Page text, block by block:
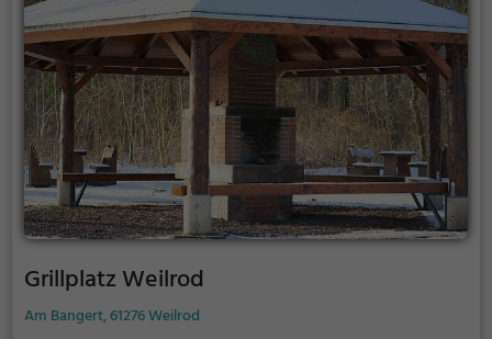
Grillplatz Weilrod
Am Bangert, 61276 Weilrod